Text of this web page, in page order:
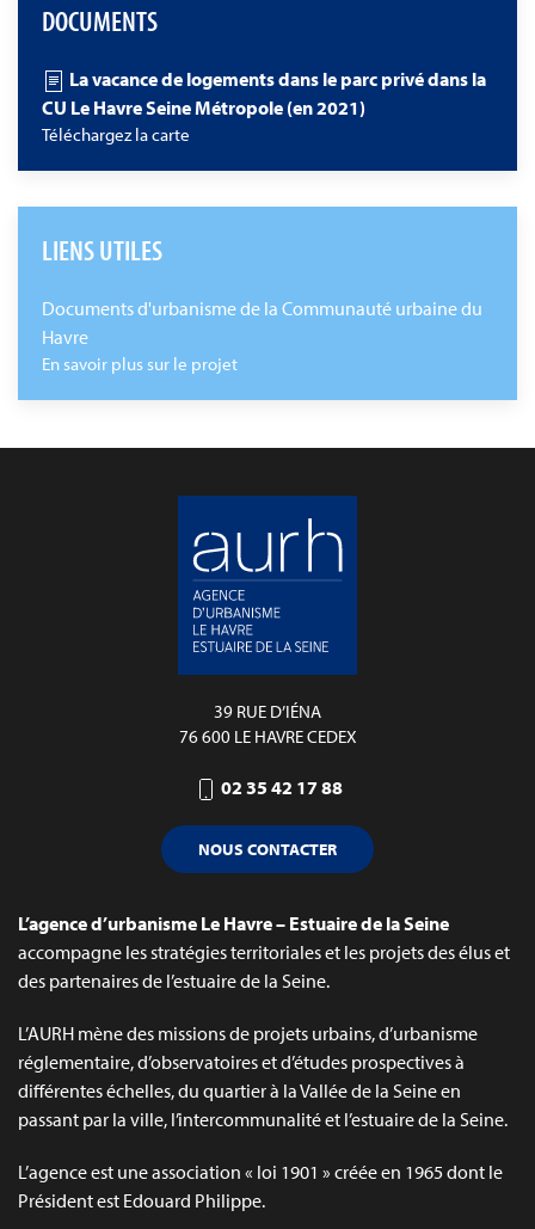
DOCUMENTS
La vacance de logements dans le parc privé dans la
CU Le Havre Seine Métropole (en 2021)
Téléchargez la carte
LIENS UTILES
Documents d'urbanisme de la Communauté urbaine du
Havre
En savoir plus sur le projet
39 RUE D’IÉNA
76 600 LE HAVRE CEDEX
02 35 42 17 88
NOUS CONTACTER
L’agence d’urbanisme Le Havre – Estuaire de la Seine
accompagne les stratégies territoriales et les projets des élus et
des partenaires de l’estuaire de la Seine.
L’AURH mène des missions de projets urbains, d’urbanisme
réglementaire, d’observatoires et d’études prospectives à
différentes échelles, du quartier à la Vallée de la Seine en
passant par la ville, l’intercommunalité et l’estuaire de la Seine.
L’agence est une association « loi 1901 » créée en 1965 dont le
Président est Edouard Philippe.